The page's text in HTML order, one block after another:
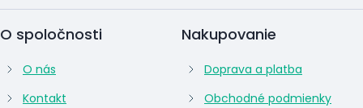
O spoločnosti
O nás
Kontakt
Nakupovanie
Doprava a platba
Obchodné podmienky